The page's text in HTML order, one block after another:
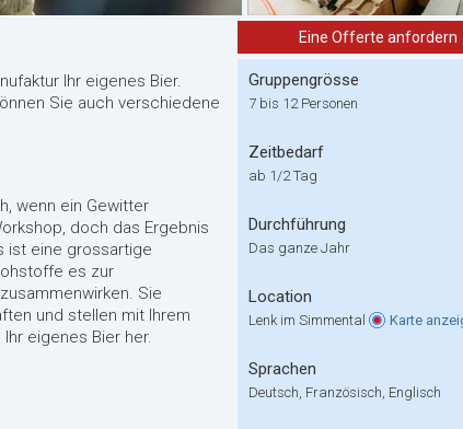
Eine Offerte anfordern
Ihr eigenes Bier.
Sie auch verschiedene
wenn ein Gewitter
doch das Ergebnis
ist eine grossartige
es zur
Sie
und stellen mit Ihrem
eigenes Bier her.
Gruppengrösse
7 bis 12 Personen
Zeitbedarf
ab 1/2 Tag
Durchführung
Das ganze Jahr
Location
Lenk im Simmental Karte
Sprachen
Deutsch, Französisch, Englisch